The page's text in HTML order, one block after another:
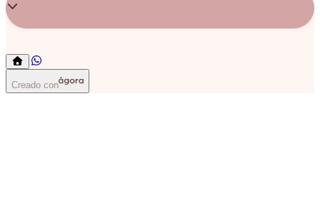
Creado con